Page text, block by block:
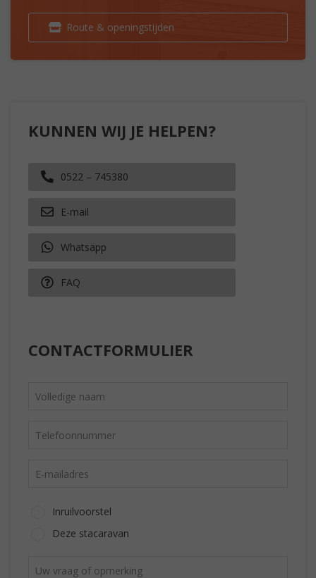
Route & openingstijden
KUNNEN WIJ JE HELPEN?
0522 – 745380
E-mail
Whatsapp
FAQ
CONTACTFORMULIER
Inruilvoorstel
Deze stacaravan